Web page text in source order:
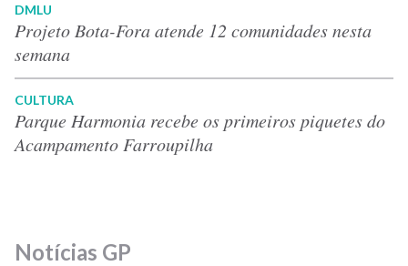
DMLU
Projeto Bota-Fora atende 12 comunidades nesta
semana
CULTURA
Parque Harmonia recebe os primeiros piquetes do
Acampamento Farroupilha
Notícias GP